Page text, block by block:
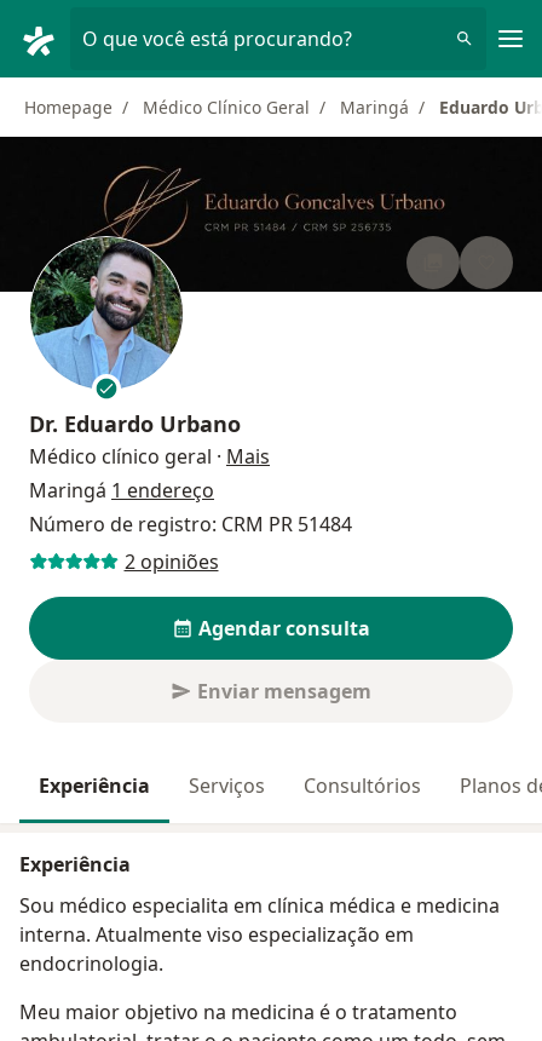
O que você está procurando?
Homepage Médico Clínico Geral Maringá Eduardo
Dr. Eduardo Urbano
Médico clínico geral · Mais
Maringá 1 endereço
Número de registro: CRM PR 51484
2 opiniões
Agendar consulta
Enviar mensagem
Experiência Serviços Consultórios Planos
Experiência
Sou médico especialita em clínica médica e medicina
interna. Atualmente viso especialização em
endocrinologia.
Meu maior objetivo na medicina é o tratamento